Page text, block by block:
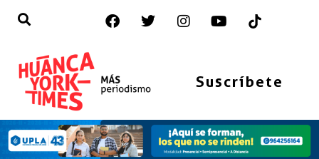
Suscríbete